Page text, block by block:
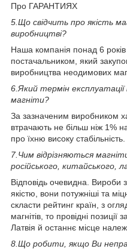
Про ГАРАНТИЯХ
5. Що свідчить про якість
виробництві?
Наша компанія понад 6
постачальником, який
виробництва неодимових
6. Який термін
магніти?
За зазначеним виробником
втрачають не більш ніж 1%
про їхню високу стабільність.
7. Чим відрізняються
російського, китайського,
Відповідь очевидна. Вироби
якістю, вони потужніші та
скласти рейтинг країн, з
магнітів, то провідні
Латвія й останнє місце
8. Що робити, якщо Ви